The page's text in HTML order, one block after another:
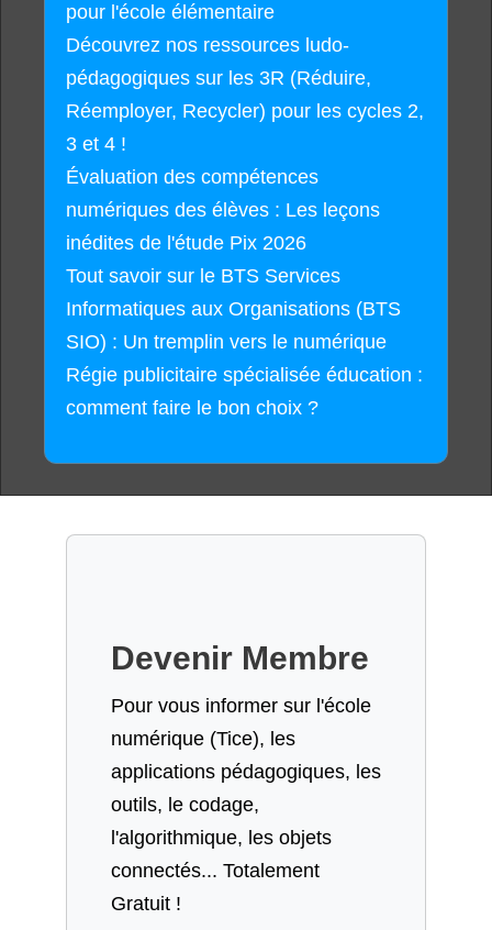
pour l'école élémentaire
Découvrez nos ressources ludo-
pédagogiques sur les 3R (Réduire,
Réemployer, Recycler) pour les cycles 2,
3 et 4 !
Évaluation des compétences
numériques des élèves : Les leçons
inédites de l'étude Pix 2026
Tout savoir sur le BTS Services
Informatiques aux Organisations (BTS
SIO) : Un tremplin vers le numérique
Régie publicitaire spécialisée éducation :
comment faire le bon choix ?
Devenir Membre
Pour vous informer sur l'école
numérique (Tice), les
applications pédagogiques, les
outils, le codage,
l'algorithmique, les objets
connectés... Totalement
Gratuit !